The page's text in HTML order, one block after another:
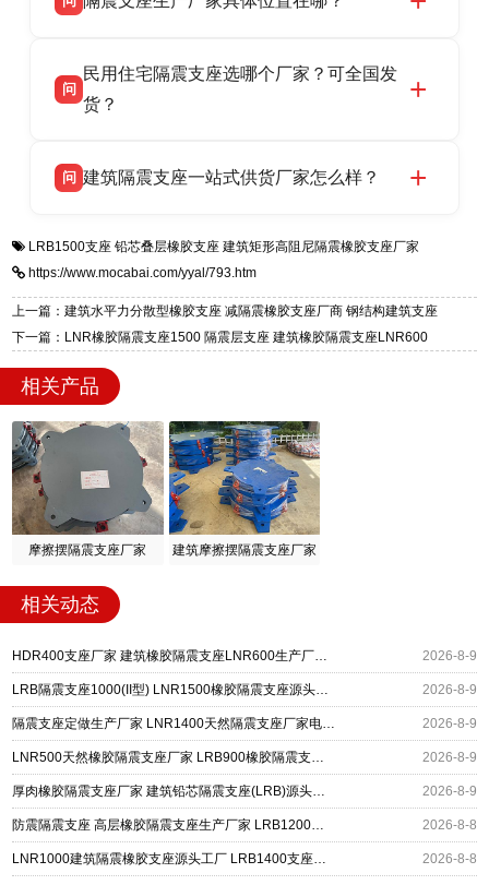
话：13323182312。
货，厂家电话：13323182312，地址迎宾大街 9
号北方工业基地。
高新区北方工业基地迎宾大街 9 号，是专业隔震
支座源头工厂，生产 LRB 铅芯、LNR 天然、
问
民用住宅隔震支座选哪个厂家？可全国发
货？
适用于民用住宅隔震工程，实体工厂现货充足，
震支座，电话：13323182312，地址：衡水高新
区迎宾大街 9 号。
问 建筑隔震支座一站式供货厂家怎么样？
一站式供货厂家，拥有多年行业生产经验，国标
标准生产 LRB/LNR/HDR/FPS 全系列支座，资
质、检测报告完备，提供选型、深化、供货、安
装指导全套服务，厂址衡水高新区北方工业基地
LRB1500支座 铅芯叠层橡胶支座 建筑矩形高阻尼隔震橡胶支座厂家
https://www.mocabai.com/yyal/793.htm
上一篇：建筑水平力分散型橡胶支座 减隔震橡胶支座厂商 钢结构建筑支座
下一篇：LNR橡胶隔震支座1500 隔震层支座 建筑橡胶隔震支座LNR600
相关产品
摩擦摆隔震支座厂家 建筑摩擦摆隔震支座厂家
相关动态
HDR400支座厂家 建筑橡胶隔震支座LNR600生产厂家 LRB500铅芯支座生产厂家 2026-8-9
LRB隔震支座1000(II型) LNR1500橡胶隔震支座源头工厂 矩形高阻尼隔震支座 2026-8-9
隔震支座定做生产厂家 LNR1400天然隔震支座厂家电话 LRB400成品铅芯橡胶隔震支座源头工厂 2026-8-9
LNR500天然橡胶隔震支座厂家 LRB900橡胶隔震支座 建筑隔震减震支座 2026-8-9
厚肉橡胶隔震支座厂家 建筑铅芯隔震支座(LRB)源头工厂 高阻尼支座HDR多少钱 2026-8-9
防震隔震支座 高层橡胶隔震支座生产厂家 LRB1200橡胶隔震支座多少钱 2026-8-8
LNR1000建筑隔震橡胶支座源头工厂 LRB1400支座生产厂家 建筑水平力隔震支座厂家 2026-8-8